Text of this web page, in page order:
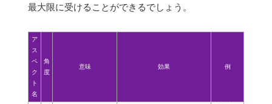
最大限に受けることができるでしょう。
ア
ス
ペ
ク
ト
名
角
度
意味 効果 例